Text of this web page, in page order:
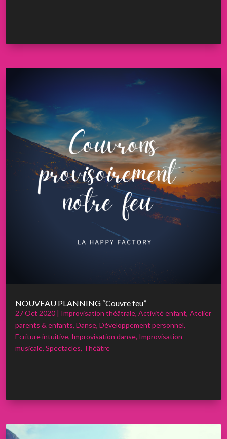
NOUVEAU PLANNING “Couvre feu”
27 Oct 2020 | Improvisation théâtrale,Activité enfant,Atelier
parents & enfants,Danse,Développement personnel,
Ecriture intuitive, Improvisation danse, Improvisation
musicale,Spectacles, Théâtre